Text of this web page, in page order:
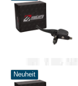
Neuheit